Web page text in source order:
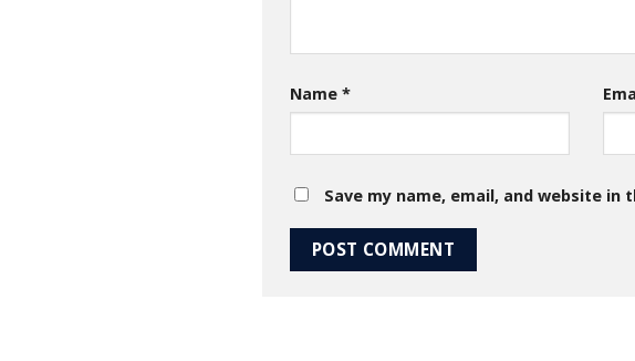
Name *
Save my name, email, and website